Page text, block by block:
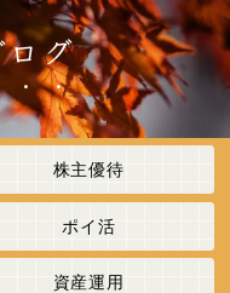
グ
株主優待
ポイ活
資産運用